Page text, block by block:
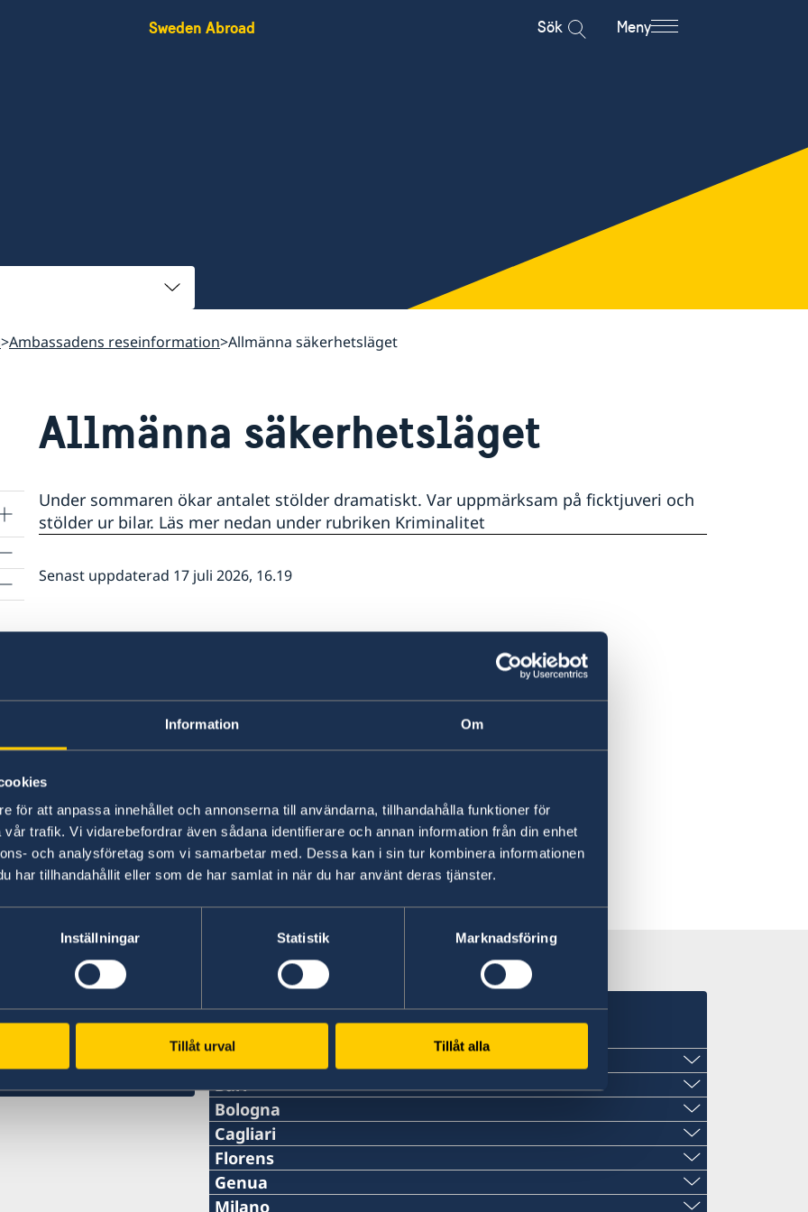
Information Om
för att anpassa innehållet och annonserna till användarna, tillhandahålla funktioner för
trafik. Vi vidarebefordrar även sådana identifierare och annan information från din enhet
och analysföretag som vi samarbetar med. Dessa kan i sin tur kombinera informationen
har tillhandahållit eller som de har samlat in när du har använt deras tjänster.
Inställningar Statistik Marknadsföring
Tillåt urval Tillåt alla
Sweden Abroad Sök Meny
Ambassadens reseinformation Allmänna säkerhetsläget
Allmänna säkerhetsläget
Under sommaren ökar antalet stölder dramatiskt. Var uppmärksam på ficktjuveri och
stölder ur bilar. Läs mer nedan under rubriken Kriminalitet
Senast uppdaterad 17 juli 2026, 16.19
Svenska Honorärkonsulat i Italien
Telefon:
+39 081 837 14 01
E-post:
administration@sanmichele.org
Bari
Telefon:
+39 345 3801306
E-post:
Bologna
Telefon:
+39 051 588 36 31
Cagliari
Telefon:
+39 070 668 208
Florens
Telefon:
Genua
Telefon:
Milano